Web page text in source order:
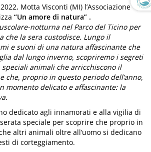
Motta Visconti (MI) l’Associazione
“Un amore di natura” .
notturna nel Parco del Ticino per
che la sera custodisce. Lungo il
e suoni di una natura affascinante che
dal lungo inverno, scopriremo i segreti
animali che arricchiscono il
che, proprio in questo periodo dell’anno,
momento delicato e affascinante: la
dedicato agli innamorati e alla vigilia di
speciale per scoprire che proprio in
altri animali oltre all’uomo si dedicano
di corteggiamento.